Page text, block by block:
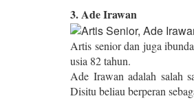
3. Ade Irawan
Artis senior dan juga
usia 82 tahun.
Ade Irawan adalah salah
Disitu beliau berperan